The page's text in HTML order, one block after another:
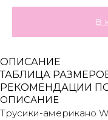
В
ОПИСАНИЕ
ТАБЛИЦА
РЕКОМЕНДАЦИИ
ОПИСАНИЕ
Трусики-американо